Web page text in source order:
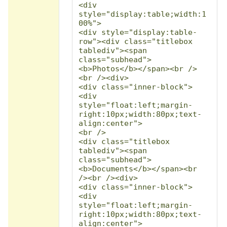
<div
style="display:table;width:1
00%">
<div style="display:table-
row"><div class="titlebox
tablediv"><span
class="subhead">
<b>Photos</b></span><br />
<br /><div>
<div class="inner-block">
<div
style="float:left;margin-
right:10px;width:80px;text-
align:center">
<br />
<div class="titlebox
tablediv"><span
class="subhead">
<b>Documents</b></span><br
/><br /><div>
<div class="inner-block">
<div
style="float:left;margin-
right:10px;width:80px;text-
align:center">